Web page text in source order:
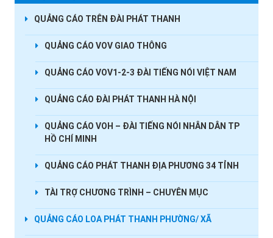
QUẢNG CÁO TRÊN ĐÀI PHÁT THANH
QUẢNG CÁO VOV GIAO THÔNG
QUẢNG CÁO VOV1-2-3 ĐÀI TIẾNG NÓI VIỆT NAM
QUẢNG CÁO ĐÀI PHÁT THANH HÀ NỘI
QUẢNG CÁO VOH – ĐÀI TIẾNG NÓI NHÂN DÂN TP
HỒ CHÍ MINH
QUẢNG CÁO PHÁT THANH ĐỊA PHƯƠNG 34 TỈNH
TÀI TRỢ CHƯƠNG TRÌNH – CHUYÊN MỤC
QUẢNG CÁO LOA PHÁT THANH PHƯỜNG/ XÃ